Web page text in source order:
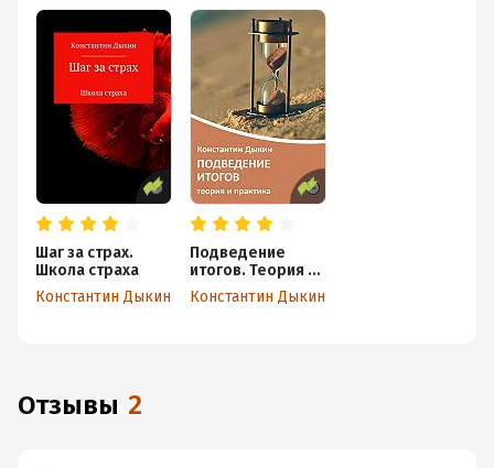
Шаг за страх.
Школа страха
Константин Дыкин
Подведение
итогов. Теория и
практика
Константин Дыкин
Отзывы 2